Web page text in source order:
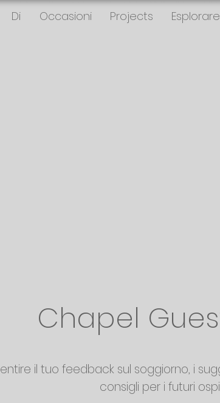
Di Occasioni Projects Esplorare
Chapel
il tuo feedback sul soggiorno, i
consigli per i futuri